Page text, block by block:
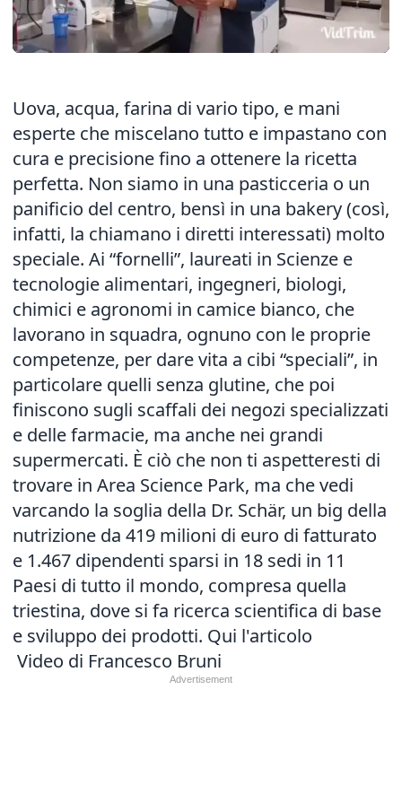
Uova, acqua, farina di vario tipo, e mani
esperte che miscelano tutto e impastano con
cura e precisione fino a ottenere la ricetta
perfetta. Non siamo in una pasticceria o un
panificio del centro, bensì in una bakery (così,
infatti, la chiamano i diretti interessati) molto
speciale. Ai “fornelli”, laureati in Scienze e
tecnologie alimentari, ingegneri, biologi,
chimici e agronomi in camice bianco, che
lavorano in squadra, ognuno con le proprie
competenze, per dare vita a cibi “speciali”, in
particolare quelli senza glutine, che poi
finiscono sugli scaffali dei negozi specializzati
e delle farmacie, ma anche nei grandi
supermercati. È ciò che non ti aspetteresti di
trovare in Area Science Park, ma che vedi
varcando la soglia della Dr. Schär, un big della
nutrizione da 419 milioni di euro di fatturato
e 1.467 dipendenti sparsi in 18 sedi in 11
Paesi di tutto il mondo, compresa quella
triestina, dove si fa ricerca scientifica di base
e sviluppo dei prodotti. Qui l'articolo
Video di Francesco Bruni